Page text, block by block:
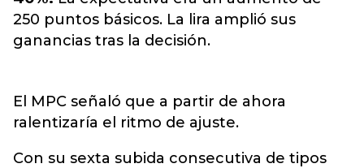
250 puntos básicos. La lira amplió sus
ganancias tras la decisión.
El MPC señaló que a partir de ahora
ralentizaría el ritmo de ajuste.
Con su sexta subida consecutiva de tipos